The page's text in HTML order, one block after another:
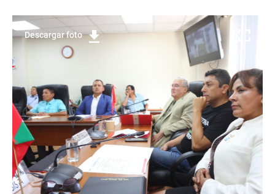
Descargar foto